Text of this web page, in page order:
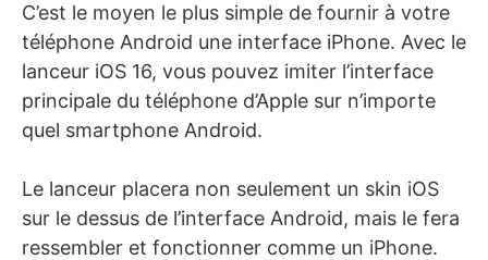
C’est le moyen le plus simple de fournir à votre
téléphone Android une interface iPhone. Avec le
lanceur iOS 16, vous pouvez imiter l’interface
principale du téléphone d’Apple sur n’importe
quel smartphone Android.
Le lanceur placera non seulement un skin iOS
sur le dessus de l’interface Android, mais le fera
ressembler et fonctionner comme un iPhone.